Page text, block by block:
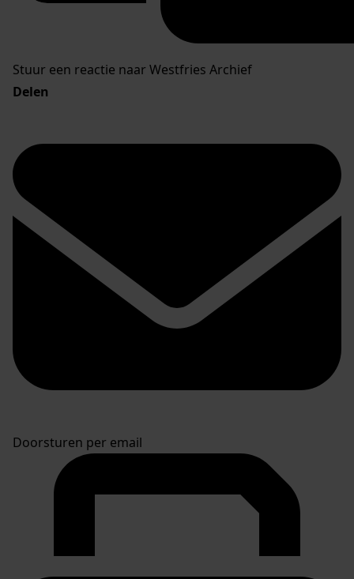
Stuur een reactie naar Westfries Archief
Delen
Doorsturen per email